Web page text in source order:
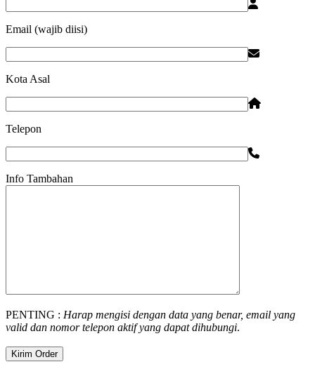
Email (wajib diisi)
Kota Asal
Telepon
Info Tambahan
PENTING : Harap mengisi dengan data yang benar, email yang
valid dan nomor telepon aktif yang dapat dihubungi.